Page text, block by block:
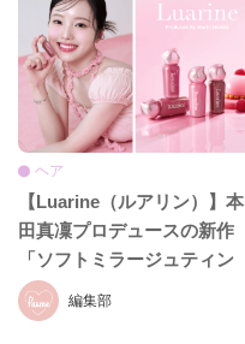
編集部
ヘア
【Luarine（ルアリン）】本
田真凜プロデュースの新作
「ソフトミラージュティン
ト」が7月8日発売♡日本橋で
限定POPUPも開催！